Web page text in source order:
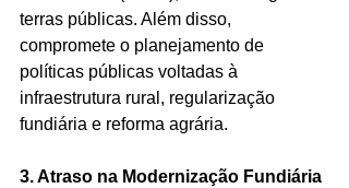
terras públicas. Além disso,
compromete o planejamento de
políticas públicas voltadas à
infraestrutura rural, regularização
fundiária e reforma agrária.
3. Atraso na Modernização Fundiária